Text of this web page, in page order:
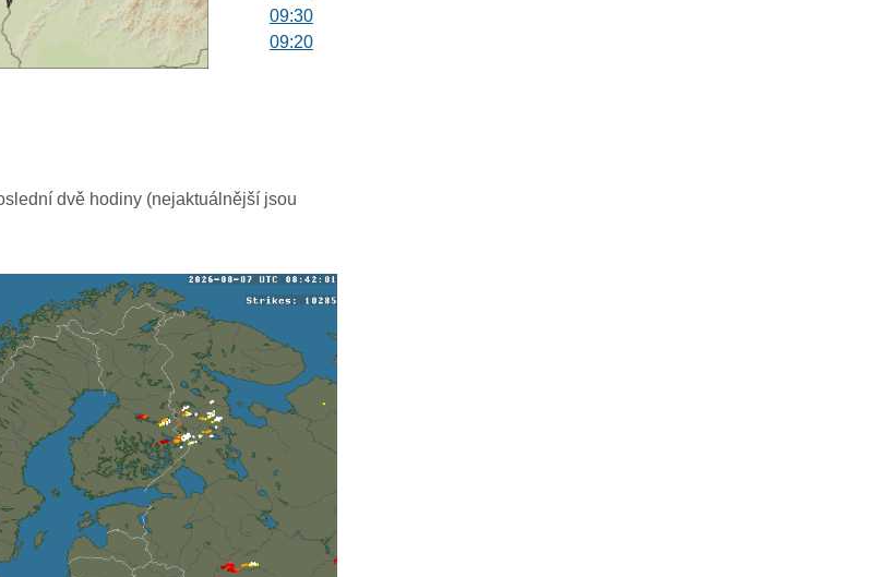
09:30
09:20
08:20
07:50
07:40
dvě hodiny (nejaktuálnější jsou